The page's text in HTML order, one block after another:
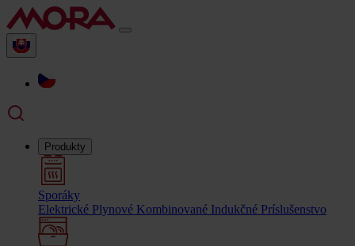
Produkty
Sporáky
Elektrické Plynové Kombinované Indukčné Príslušenstvo